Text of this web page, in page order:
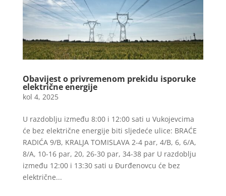
Obavijest o privremenom prekidu isporuke
električne energije
kol 4, 2025
U razdoblju između 8:00 i 12:00 sati u Vukojevcima
će bez električne energije biti sljedeće ulice: BRAĆE
RADIĆA 9/B, KRALJA TOMISLAVA 2-4 par, 4/B, 6, 6/A,
8/A, 10-16 par, 20, 26-30 par, 34-38 par U razdoblju
između 12:00 i 13:30 sati u Đurđenovcu će bez
električne...